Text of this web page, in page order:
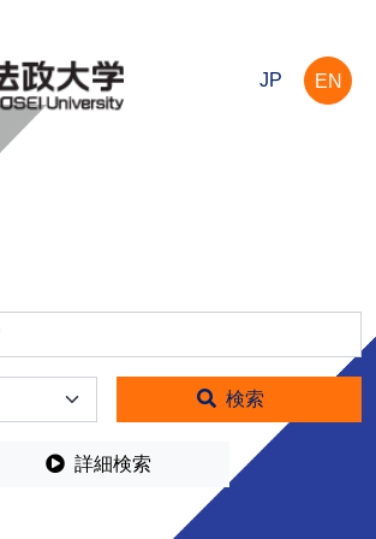
JP EN
検索
詳細検索